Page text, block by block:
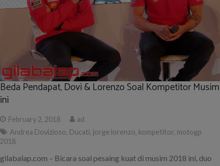
Beda Pendapat, Dovi & Lorenzo Soal Kompetitor Musim
ini
February 2, 2018
ad
Andrea Dovizioso, Ducati, jorge lorenzo, kompetitor, motogp
2018
gilabalap.com – Bicara soal pesaing kuat di musim 2018 ini, duo